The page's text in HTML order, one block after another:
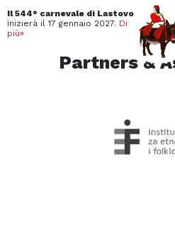
Il 544° carnevale di Lastovo
inizierà il17 gennaio 2027. Di
più»
mijau
Partners &